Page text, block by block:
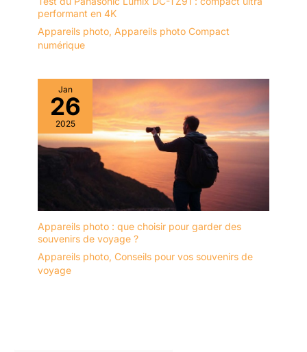
performant en 4K
Appareils photo, Appareils photo Compact
numérique
Jan
26
2025
Appareils photo : que choisir pour garder des
souvenirs de voyage ?
Appareils photo, Conseils pour vos souvenirs de
voyage